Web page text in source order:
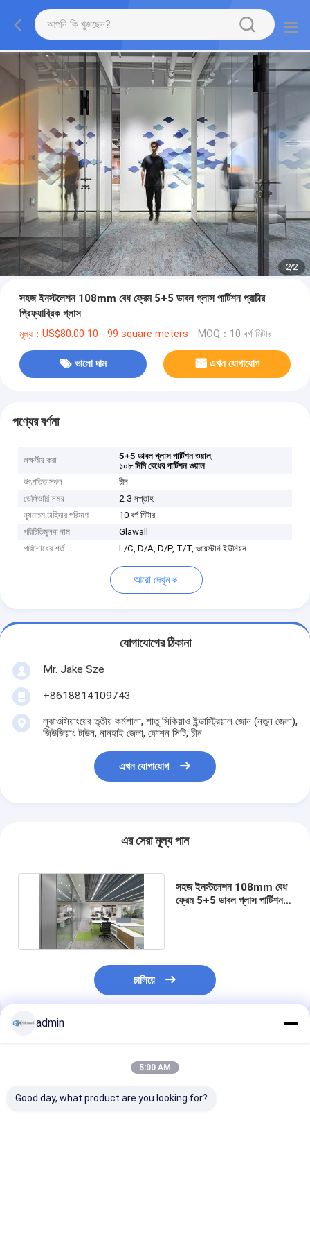
2/2
সহজ ইনস্টলেশন 108mm বেধ ফ্রেম 5+5 ডাবল গ্লাস পার্টিশন প্রাচীর
প্রিফ্যাব্রিক গ্লাস
মূল্য：US$80.00 10 - 99 square meters MOQ：10 বর্গ মিটার
ভালো দাম এখন যোগাযোগ
পণ্যের বর্ণনা
লক্ষণীয় করা 5+5 ডাবল গ্লাস পার্টিশন ওয়াল,
১০৮ মিমি বেধের পার্টিশন ওয়াল
উৎপত্তি স্থল
চীন
ডেলিভারি সময়
2-3 সপ্তাহ
ন্যূনতম চাহিদার পরিমাণ
10 বর্গ মিটার
পরিচিতিমুলক নাম
Glawall
পরিশোধের শর্ত
L/C, D/A, D/P, T/T, ওয়েস্টার্ন ইউনিয়ন
আরো দেখুন
যোগাযোগের ঠিকানা
Mr. Jake Sze
+8618814109743
লুঝাওসিয়াংয়ের তৃতীয় কর্মশালা, শাতু সিকিয়াও ইন্ডাস্ট্রিয়াল জোন (নতুন জেলা),
জিউজিয়াং টাউন, নানহাই জেলা, ফোশন সিটি, চীন
এখন যোগাযোগ
এর সেরা মূল্য পান
সহজ ইনস্টলেশন 108mm বেধ
ফ্রেম 5+5 ডাবল গ্লাস পার্টিশন
চালিয়ে
প্রস্তাবিত পণ্য
admin
5:00 AM
Good day, what product are you looking for?